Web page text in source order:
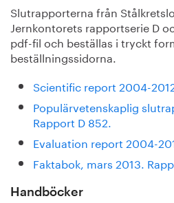
Slutrapporterna från
Jernkontorets rapportserie D
pdf-fil och beställas i tryckt
beställningssidorna.
Scientific report 2004-
Populärvetenskaplig
Rapport D 852.
Evaluation report 2004-
Faktabok, mars 2013.
Handböcker